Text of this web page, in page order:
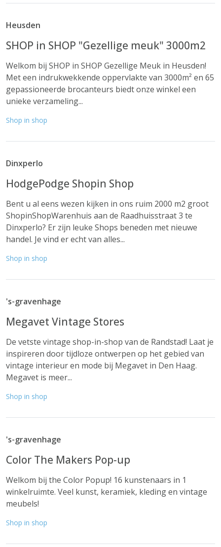
Heusden
SHOP in SHOP "Gezellige meuk" 3000m2
Welkom bij SHOP in SHOP Gezellige Meuk in Heusden!
Met een indrukwekkende oppervlakte van 3000m² en 65
gepassioneerde brocanteurs biedt onze winkel een
unieke verzameling...
Shop in shop
Dinxperlo
HodgePodge Shopin Shop
Bent u al eens wezen kijken in ons ruim 2000 m2 groot
ShopinShopWarenhuis aan de Raadhuisstraat 3 te
Dinxperlo? Er zijn leuke Shops beneden met nieuwe
handel. Je vind er echt van alles...
Shop in shop
's-gravenhage
Megavet Vintage Stores
De vetste vintage shop-in-shop van de Randstad! Laat je
inspireren door tijdloze ontwerpen op het gebied van
vintage interieur en mode bij Megavet in Den Haag.
Megavet is meer...
Shop in shop
's-gravenhage
Color The Makers Pop-up
Welkom bij the Color Popup! 16 kunstenaars in 1
winkelruimte. Veel kunst, keramiek, kleding en vintage
meubels!
Shop in shop